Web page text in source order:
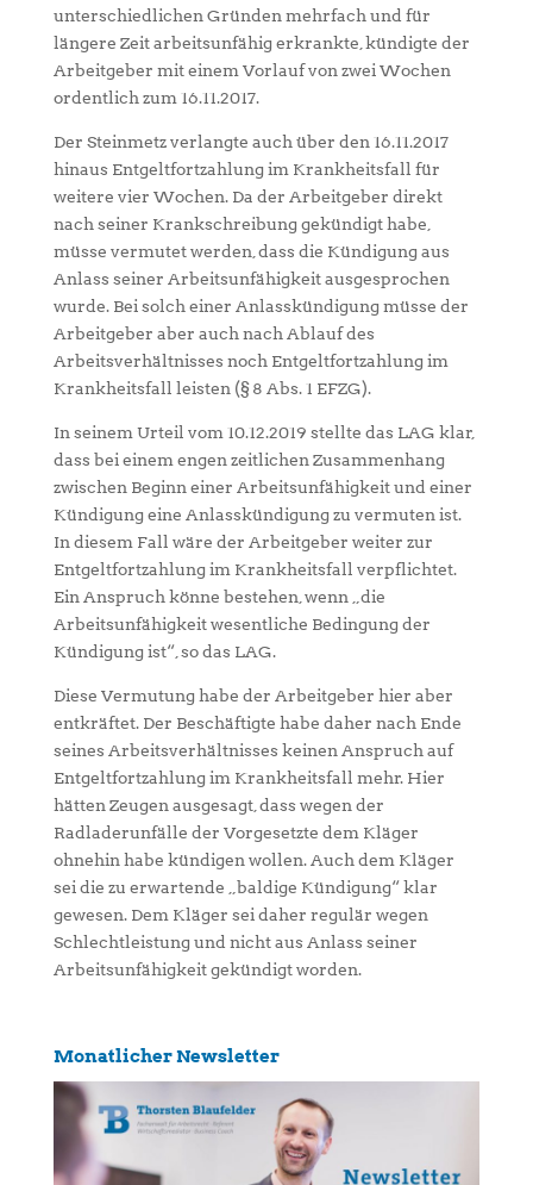
unterschiedlichen Gründen mehrfach und für
längere Zeit arbeitsunfähig erkrankte, kündigte der
Arbeitgeber mit einem Vorlauf von zwei Wochen
ordentlich zum 16.11.2017.
Der Steinmetz verlangte auch über den 16.11.2017
hinaus Entgeltfortzahlung im Krankheitsfall für
weitere vier Wochen. Da der Arbeitgeber direkt
nach seiner Krankschreibung gekündigt habe,
müsse vermutet werden, dass die Kündigung aus
Anlass seiner Arbeitsunfähigkeit ausgesprochen
wurde. Bei solch einer Anlasskündigung müsse der
Arbeitgeber aber auch nach Ablauf des
Arbeitsverhältnisses noch Entgeltfortzahlung im
Krankheitsfall leisten (§ 8 Abs. 1 EFZG).
In seinem Urteil vom 10.12.2019 stellte das LAG klar,
dass bei einem engen zeitlichen Zusammenhang
zwischen Beginn einer Arbeitsunfähigkeit und einer
Kündigung eine Anlasskündigung zu vermuten ist.
In diesem Fall wäre der Arbeitgeber weiter zur
Entgeltfortzahlung im Krankheitsfall verpflichtet.
Ein Anspruch könne bestehen, wenn „die
Arbeitsunfähigkeit wesentliche Bedingung der
Kündigung ist“, so das LAG.
Diese Vermutung habe der Arbeitgeber hier aber
entkräftet. Der Beschäftigte habe daher nach Ende
seines Arbeitsverhältnisses keinen Anspruch auf
Entgeltfortzahlung im Krankheitsfall mehr. Hier
hätten Zeugen ausgesagt, dass wegen der
Radladerunfälle der Vorgesetzte dem Kläger
ohnehin habe kündigen wollen. Auch dem Kläger
sei die zu erwartende „baldige Kündigung“ klar
gewesen. Dem Kläger sei daher regulär wegen
Schlechtleistung und nicht aus Anlass seiner
Arbeitsunfähigkeit gekündigt worden.
Monatlicher Newsletter